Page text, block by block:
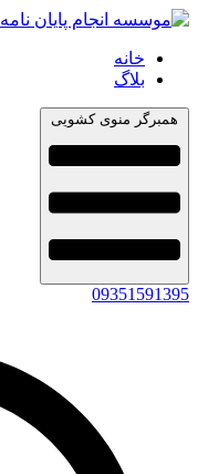
خانه
بلاگ
همبرگر منوی کشویی
09351591395